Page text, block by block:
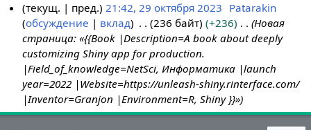
б
текущ. пред. 21:42, 29 октября 2023 Patarakin
обсуждение
вклад 236 байт +236
Новая
страница: «{{Book |Description=A book about deeply
customizing Shiny app for production.
|Field_of_knowledge=NetSci, Информатика |launch
year=2022 |Website=https://unleash-shiny.rinterface.com/
|Inventor=Granjon |Environment=R, Shiny }}»